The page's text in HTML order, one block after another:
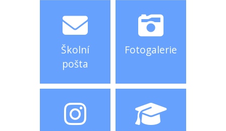
Školní
pošta
Fotogalerie